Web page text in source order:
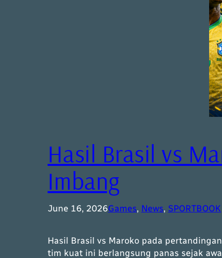
Hasil Brasil vs
Imbang
June 16, 2026Games, News, SPORTBOOK
Hasil Brasil vs Maroko pada
tim kuat ini berlangsung panas sejak